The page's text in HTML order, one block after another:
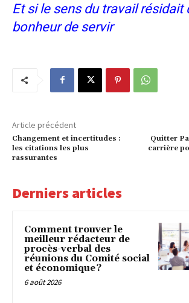
Et si le sens du travail résidait
bonheur de servir
Article précédent
Changement et incertitudes :
les citations les plus
rassurantes
Quitter
carrière
Derniers articles
Comment trouver le
meilleur rédacteur de
procès-verbal des
réunions du Comité social
et économique ?
6 août 2026